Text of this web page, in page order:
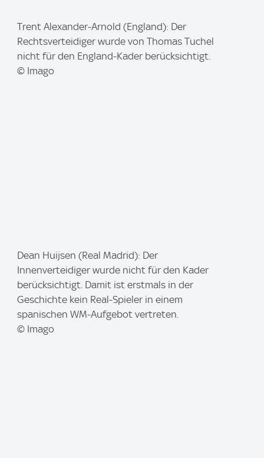
m
Trent Alexander-Arnold (England): Der
Rechtsverteidiger wurde von Thomas Tuchel
nicht für den England-Kader berücksichtigt.
© Imago
m
Dean Huijsen (Real Madrid): Der
Innenverteidiger wurde nicht für den Kader
berücksichtigt. Damit ist erstmals in der
Geschichte kein Real-Spieler in einem
spanischen WM-Aufgebot vertreten.
© Imago